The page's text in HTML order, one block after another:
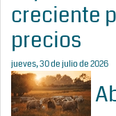
creciente
precios
jueves, 30 de julio de 2026